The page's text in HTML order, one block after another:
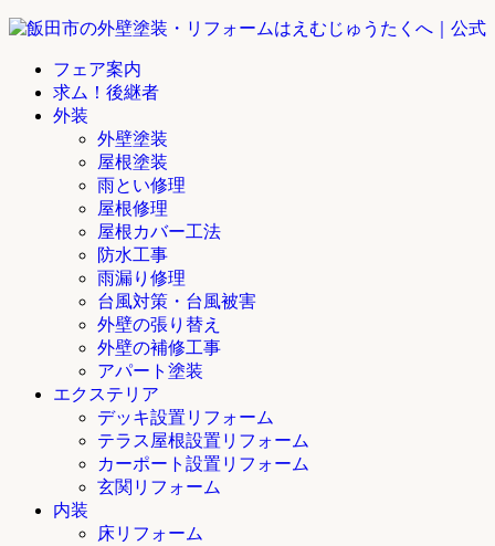
フェア案内
求ム！後継者
外装
外壁塗装
屋根塗装
雨とい修理
屋根修理
屋根カバー工法
防水工事
雨漏り修理
台風対策・台風被害
外壁の張り替え
外壁の補修工事
アパート塗装
エクステリア
デッキ設置リフォーム
テラス屋根設置リフォーム
カーポート設置リフォーム
玄関リフォーム
内装
床リフォーム